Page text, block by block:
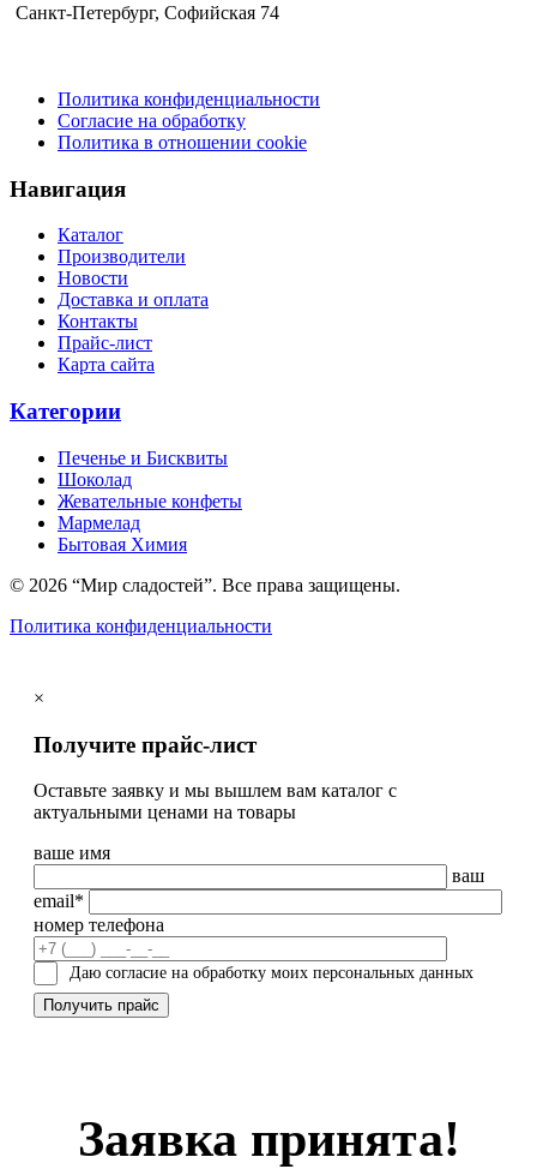
Польша
Санкт-Петербург​, Софийская 74
Политика конфиденциальности
Согласие на обработку
Политика в отношении cookie
Навигация
Каталог
Производители
Новости
Доставка и оплата
Контакты
Прайс-лист
Карта сайта
Категории
Печенье и Бисквиты
Шоколад
Жевательные конфеты
Мармелад
Бытовая Химия
© 2026 “Мир сладостей”. Все права защищены.
Политика конфиденциальности
×
Получите прайс-лист
Оставьте заявку и мы вышлем вам каталог с
актуальными ценами на товары
ваше имя
ваш
email*
номер телефона
Даю согласие на обработку моих персональных данных
Заявка принята!